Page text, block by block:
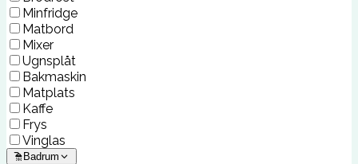
Minfridge
Matbord
Mixer
Ugnsplåt
Bakmaskin
Matplats
Kaffe
Frys
Vinglas
Badrum